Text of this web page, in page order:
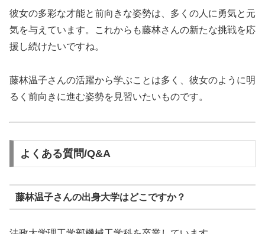
彼女の多彩な才能と前向きな姿勢は、多くの人に勇気と元
気を与えています。これからも藤林さんの新たな挑戦を応
援し続けたいですね。
藤林温子さんの活躍から学ぶことは多く、彼女のように明
るく前向きに進む姿勢を見習いたいものです。
よくある質問/Q&A
藤林温子さんの出身大学はどこですか？